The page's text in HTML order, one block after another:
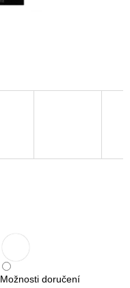
Možnosti doručení